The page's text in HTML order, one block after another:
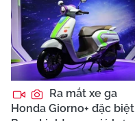
Ra mắt xe ga
Honda Giorno+ đặc biệt